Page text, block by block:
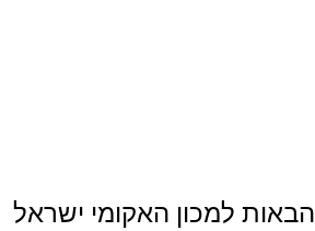
למכון האקומי ישראל